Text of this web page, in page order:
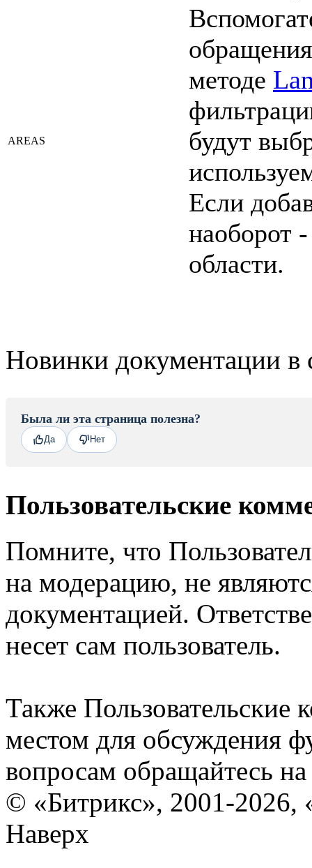
AREAS
методе
будут
Если
наоборот
области.
Новинки документации в
Была ли эта страница полезна?
Да Нет
Пользовательские
Помните, что
на модерацию, не
документацией.
несет сам пользователь.
Также Пользовательские
местом для обсуждения
вопросам обращайтесь
© «Битрикс», 2001-2026,
Наверх